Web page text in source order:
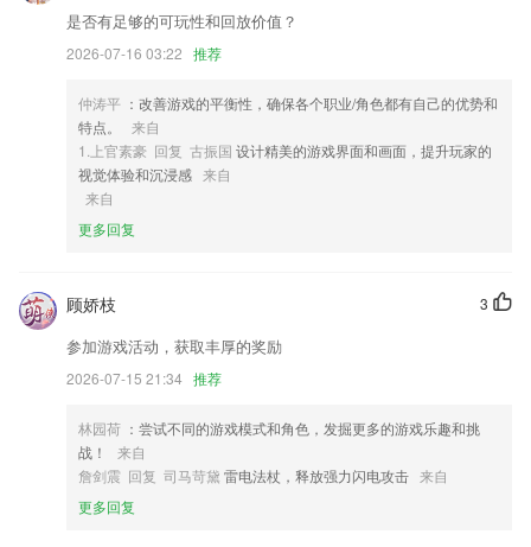
1,订单信息提供很全面，不同类型上面下单以及接单的人都会不一样；
2,提供各种模板，你都可以免费使用，帮助你的照片更有趣味。
3,批量下载任意公众号所有历史文章（包括图片）
4,节省时间开支 提升现代水平
5,功能丰富，商业办公和企业管理都可以使用这款软件上面的功能。
6,轻松线上利用移动互联网技术和大数据技术的高端商务出行服务平台。
好彩客下载记录怎么删除软件优势
等;
2.可以在线进行互动，分享学习的心得，借鉴更多好的学习模式
3.办公管理平台，提供了很多处理工作事项的办公工具，可免费使用；
5.系统主要功能包括毕业论文检测，期刊发表文献检测，作业检测，自建
库对比等
是否有足够的可玩性和回放价值？
2026-07-16 03:22 推荐
仲涛平 ：改善游戏的平衡性，确保各个职业/角色都有自己的优势和
特点。
来自
1.上官素豪 回复 古振国 设计精美的游戏界面和画面，提升玩家的
视觉体验和沉浸感 来自
来自
更多回复
3
顾娇枝
参加游戏活动，获取丰厚的奖励
2026-07-15 21:34 推荐
林园荷 ：尝试不同的游戏模式和角色，发掘更多的游戏乐趣和挑
战！
来自
詹剑震 回复 司马苛黛 雷电法杖，释放强力闪电攻击 来自
更多回复